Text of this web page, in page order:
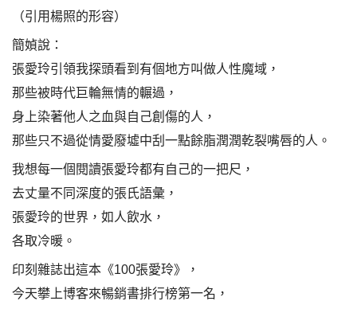
（引用楊照的形容）
簡媜說：
張愛玲引領我探頭看到有個地方叫做人性魔域，
那些被時代巨輪無情的輾過，
身上染著他人之血與自己創傷的人，
那些只不過從情愛廢墟中刮一點餘脂潤潤乾裂嘴唇的人。
我想每一個閱讀張愛玲都有自己的一把尺，
去丈量不同深度的張氏語彙，
張愛玲的世界，如人飲水，
各取冷暖。
印刻雜誌出這本《100張愛玲》，
今天攀上博客來暢銷書排行榜第一名，